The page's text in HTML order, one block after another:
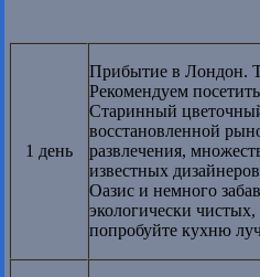
1 день
Прибытие в Лондон.
Рекомендуем
Старинный
восстановленной
развлечения,
известных
Оазис и немного
экологически
попробуйте кухню